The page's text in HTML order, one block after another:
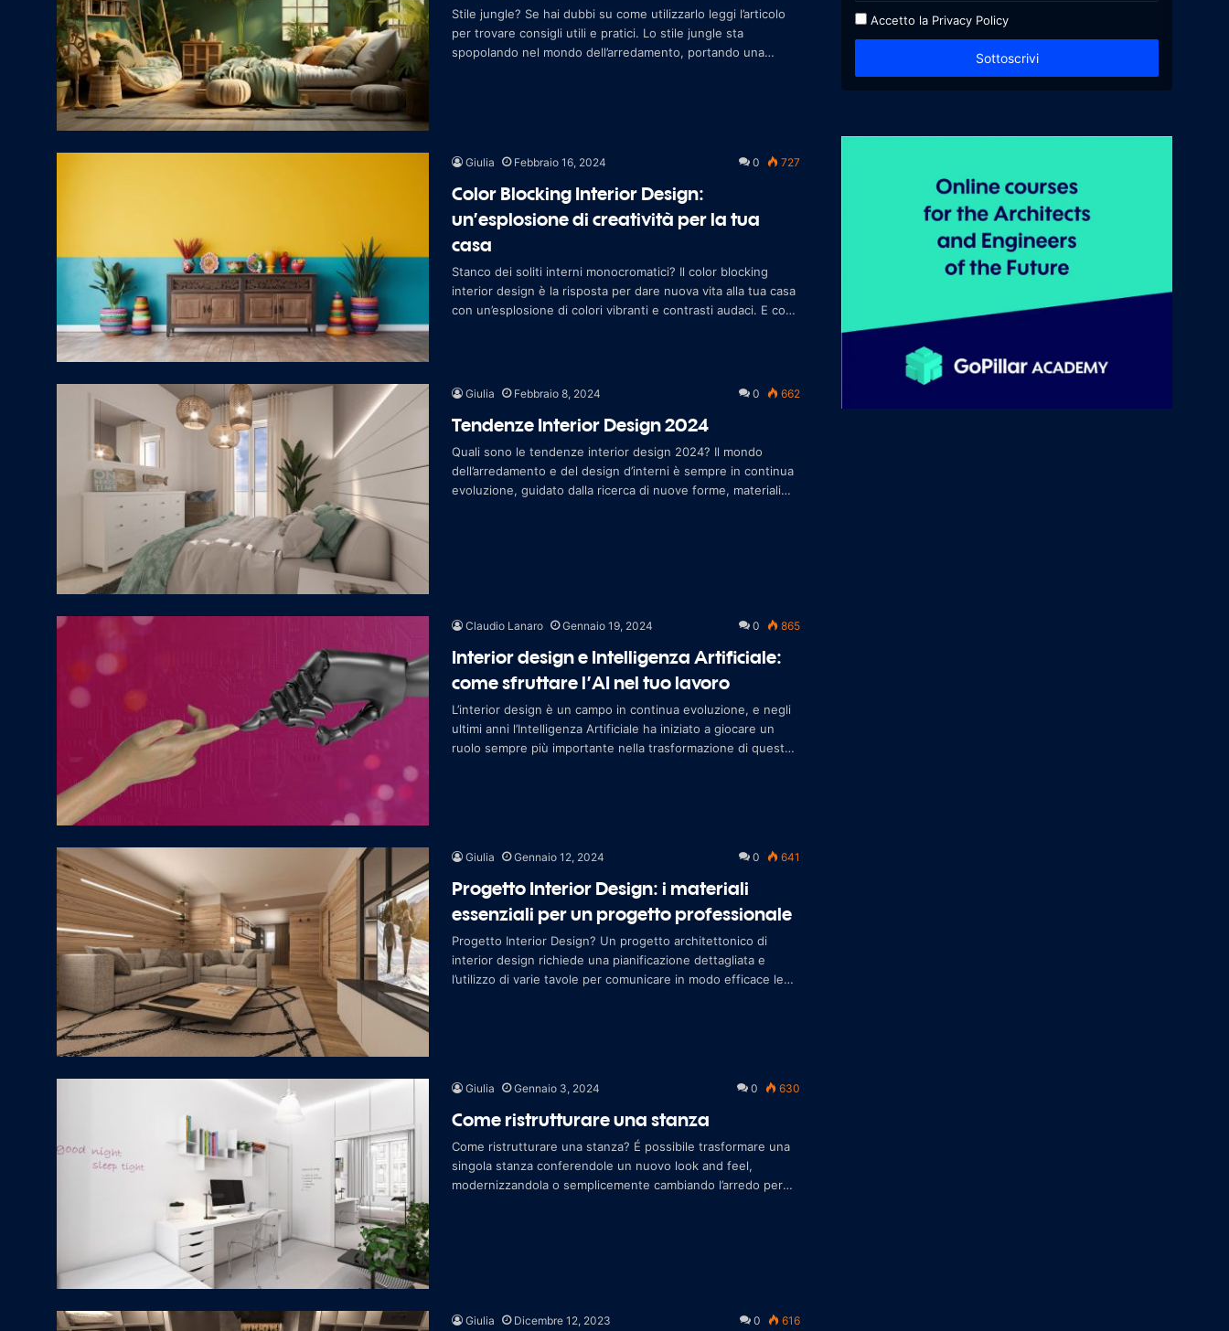
Stile jungle? Se hai dubbi su come utilizzarlo leggi l’articolo
per trovare consigli utili e pratici. Lo stile jungle sta
spopolando nel mondo dell’arredamento, portando una
Giulia Febbraio 16, 2024 0 727
Color Blocking Interior Design:
un’esplosione di creatività per la tua
casa
Stanco dei soliti interni monocromatici? Il color blocking
interior design è la risposta per dare nuova vita alla tua casa
con un’esplosione di colori vibranti e contrasti audaci. E con
Giulia Febbraio 8, 2024 0 662
Tendenze Interior Design 2024
Quali sono le tendenze interior design 2024? Il mondo
dell’arredamento e del design d’interni è sempre in continua
evoluzione, guidato dalla ricerca di nuove forme, materiali
Claudio Lanaro Gennaio 19, 2024 0 865
Interior design e Intelligenza Artificiale:
come sfruttare l’AI nel tuo lavoro
L’interior design è un campo in continua evoluzione, e negli
ultimi anni l’Intelligenza Artificiale ha iniziato a giocare un
ruolo sempre più importante nella trasformazione di questo
Giulia Gennaio 12, 2024 0 641
Progetto Interior Design: i materiali
essenziali per un progetto professionale
Progetto Interior Design? Un progetto architettonico di
interior design richiede una pianificazione dettagliata e
l’utilizzo di varie tavole per comunicare in modo efficace le
Giulia Gennaio 3, 2024 0 630
Come ristrutturare una stanza
Come ristrutturare una stanza? É possibile trasformare una
singola stanza conferendole un nuovo look and feel,
modernizzandola o semplicemente cambiando l’arredo per
Giulia Dicembre 12, 2023 0 616
Accetto la Privacy Policy